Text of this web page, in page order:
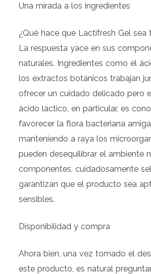
Una mirada a los ingredientes
¿Qué hace que Lactifresh Gel sea
La respuesta yace en sus
naturales. Ingredientes como el
los extractos botánicos trabajan
ofrecer un cuidado delicado pero
ácido láctico, en particular, es
favorecer la flora bacteriana
manteniendo a raya los
pueden desequilibrar el ambiente
componentes, cuidadosamente
garantizan que el producto sea
sensibles.
Disponibilidad y compra
Ahora bien, una vez tomado el
este producto, es natural